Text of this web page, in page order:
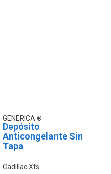
GENERICA
Depósito
Anticongelante Sin
Tapa
Cadillac Xts